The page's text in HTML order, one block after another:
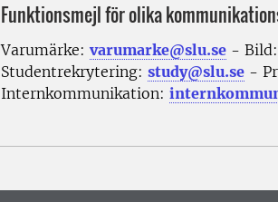
Funktionsmejl för olika
Varumärke: varumarke@slu.se - Bild:
Studentrekrytering: study@slu.se -
Internkommunikation: